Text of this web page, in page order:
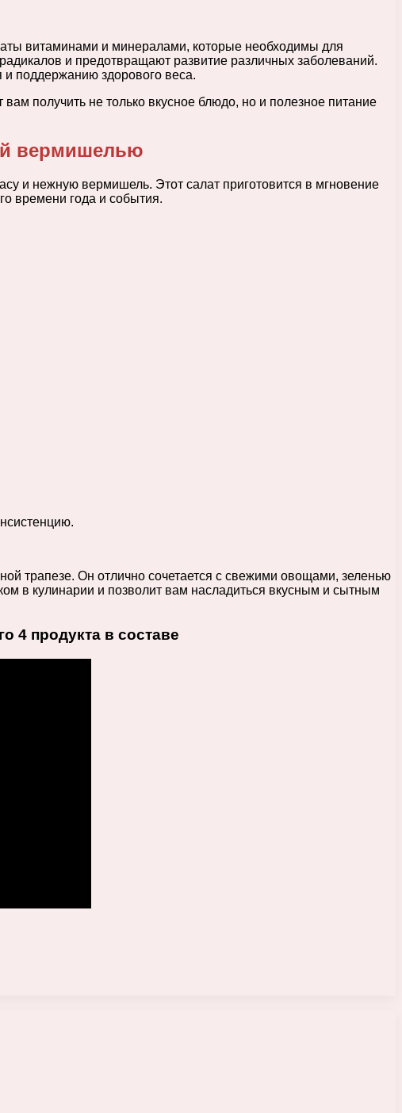
витаминами и минералами, которые необходимы для
и предотвращают развитие различных заболеваний.
и поддержанию здорового веса.
получить не только вкусное блюдо, но и полезное питание
вермишелью
и нежную вермишель. Этот салат приготовится в мгновение
времени года и события.
трапезе. Он отлично сочетается с свежими овощами, зеленью
в кулинарии и позволит вам насладиться вкусным и сытным
4 продукта в составе